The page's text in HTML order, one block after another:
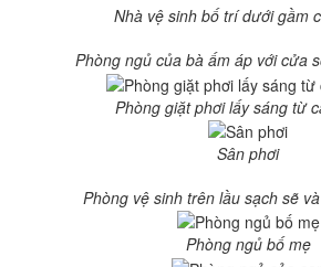
Nhà vệ sinh bố trí dưới gầm
Phòng ngủ của bà ấm áp với cửa
Phòng giặt phơi lấy sáng từ
Sân phơi
Phòng vệ sinh trên lầu sạch sẽ
Phòng ngủ bố mẹ